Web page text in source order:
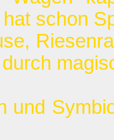
schon
und